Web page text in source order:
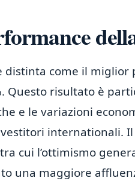
distinta come il
Questo risultato è
e le variazioni
internationali.
cui l’ottimismo
una maggiore